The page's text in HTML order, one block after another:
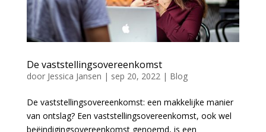
De vaststellingsovereenkomst
door Jessica Jansen | sep 20, 2022| Blog
De vaststellingsovereenkomst: een makkelijke manier
van ontslag? Een vaststellingsovereenkomst, ook wel
beëindigingsovereenkomst genoemd, is een